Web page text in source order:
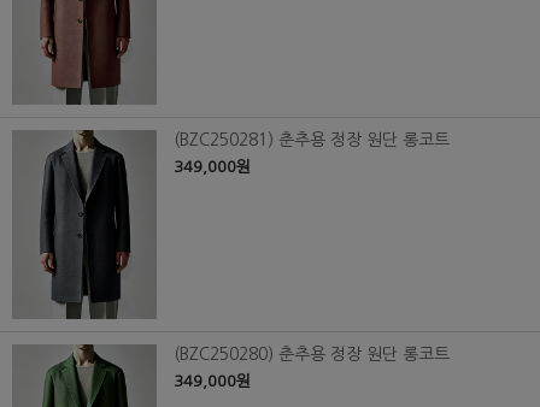
(BZC250281) 춘추용 정장 원단 롱코트
349,000원
(BZC250280) 춘추용 정장 원단 롱코트
349,000원